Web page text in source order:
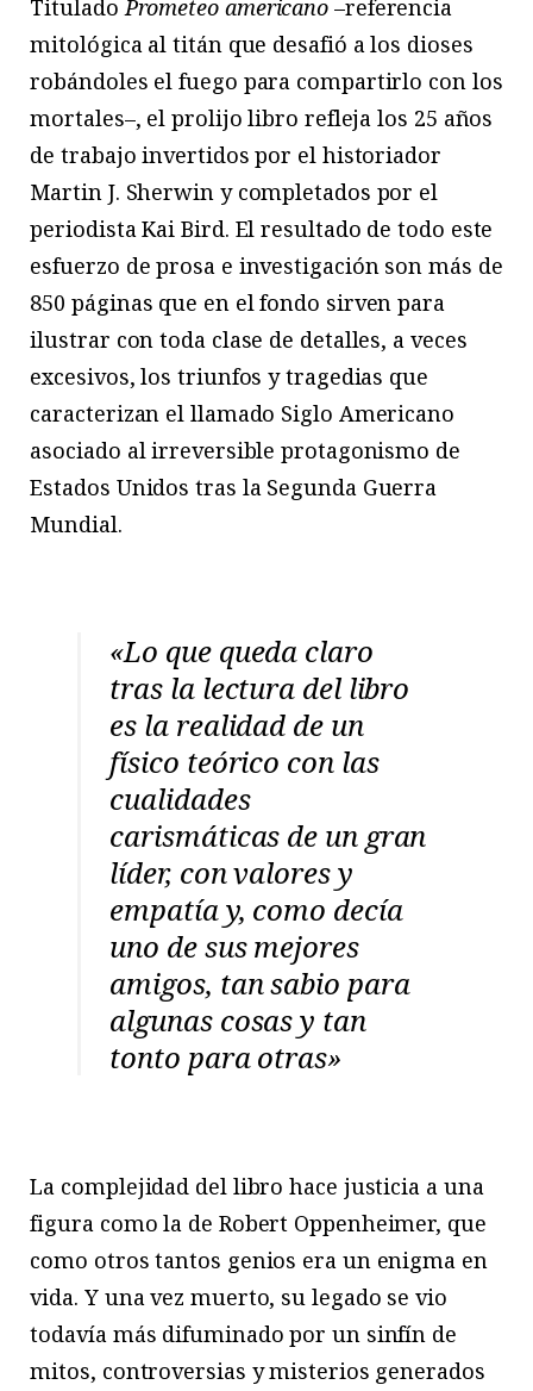
Titulado Prometeo americano –referencia
mitológica al titán que desafió a los dioses
robándoles el fuego para compartirlo con los
mortales–, el prolijo libro refleja los 25 años
de trabajo invertidos por el historiador
Martin J. Sherwin y completados por el
periodista Kai Bird. El resultado de todo este
esfuerzo de prosa e investigación son más de
850 páginas que en el fondo sirven para
ilustrar con toda clase de detalles, a veces
excesivos, los triunfos y tragedias que
caracterizan el llamado Siglo Americano
asociado al irreversible protagonismo de
Estados Unidos tras la Segunda Guerra
Mundial.
«Lo que queda claro
tras la lectura del libro
es la realidad de un
físico teórico con las
cualidades
carismáticas de un gran
líder, con valores y
empatía y, como decía
uno de sus mejores
amigos, tan sabio para
algunas cosas y tan
tonto para otras»
La complejidad del libro hace justicia a una
figura como la de Robert Oppenheimer, que
como otros tantos genios era un enigma en
vida. Y una vez muerto, su legado se vio
todavía más difuminado por un sinfín de
mitos, controversias y misterios generados